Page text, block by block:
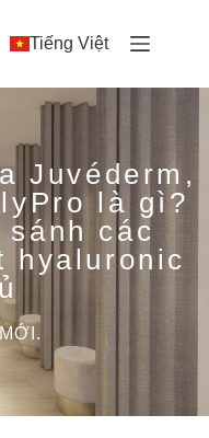
Tiếng Việt
Juvéderm,
là gì?
các
hyaluronic